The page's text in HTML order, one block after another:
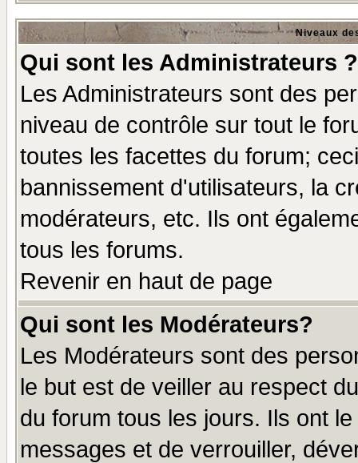
Niveaux
Qui sont les Administrateurs ?
Les Administrateurs sont des
niveau de contrôle sur tout le
toutes les facettes du forum;
bannissement d'utilisateurs, la
modérateurs, etc. Ils ont
tous les forums.
Revenir en haut de page
Qui sont les Modérateurs?
Les Modérateurs sont des
le but est de veiller au respect
du forum tous les jours. Ils ont
messages et de verrouiller,